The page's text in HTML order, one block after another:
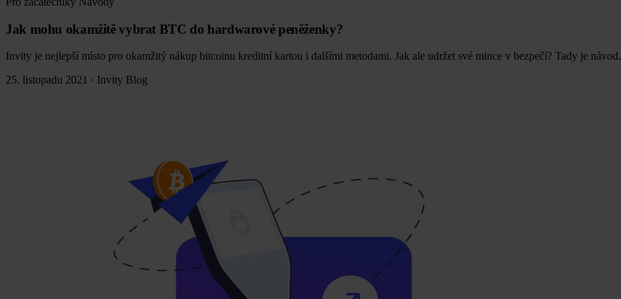
Jak mohu okamžitě vybrat BTC do hardwarové peněženky?
Invity je nejlepší místo pro okamžitý nákup bitcoinu kreditní kartou i dalšími metodami. Jak ale udržet své mince v bezpečí? Tady je návod.
25. listopadu 2021 · Invity Blog